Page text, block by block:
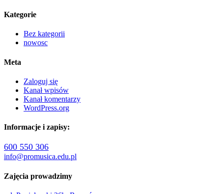
Kategorie
Bez kategorii
nowosc
Meta
Zaloguj się
Kanał wpisów
Kanał komentarzy
WordPress.org
Informacje i zapisy:
600 550 306
info@promusica.edu.pl
Zajęcia prowadzimy